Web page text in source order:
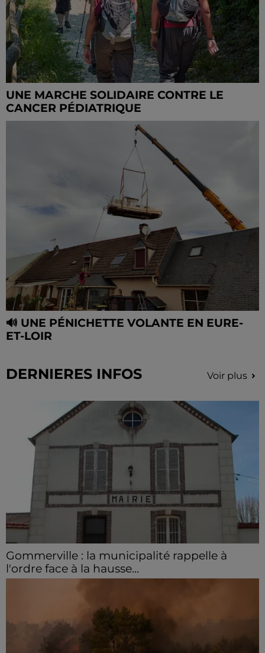
UNE MARCHE SOLIDAIRE CONTRE LE
CANCER PÉDIATRIQUE
🔊 UNE PÉNICHETTE VOLANTE EN EURE-
ET-LOIR
DERNIERES INFOS Voir plus
Gommerville : la municipalité rappelle à
l'ordre face à la hausse...
Incrustation de déchets, déjections sur les sites
hausse des incivilités, la mairie de Gommerville
hausse...